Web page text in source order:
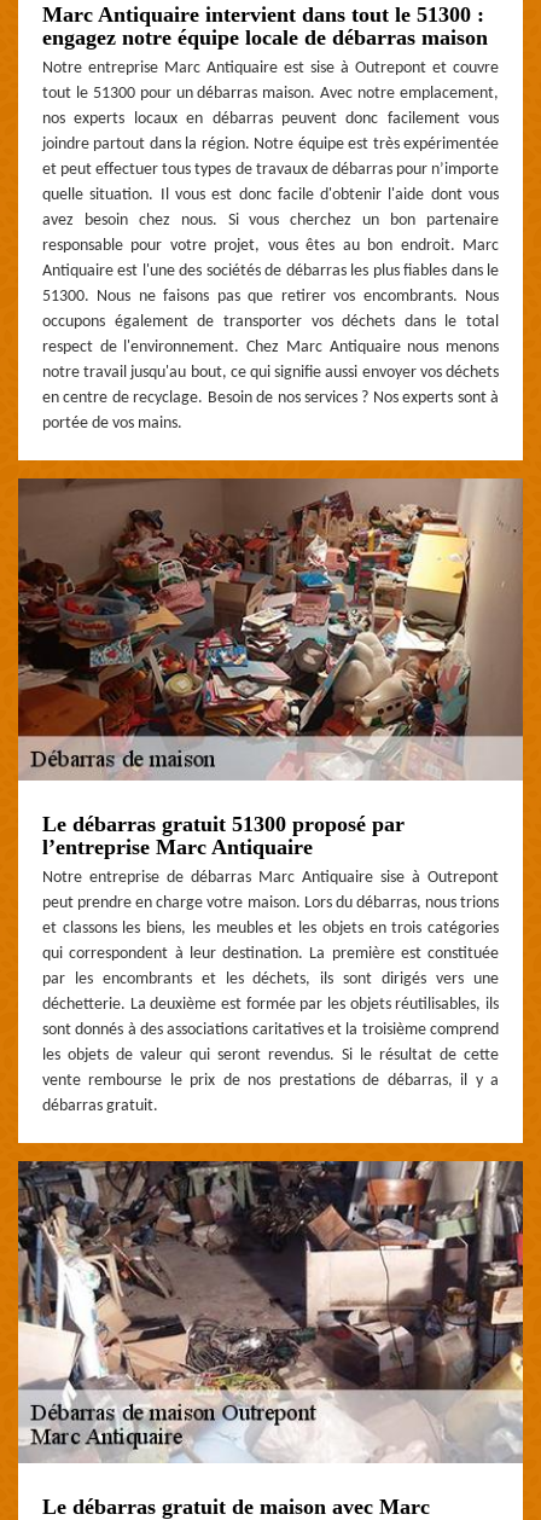
Marc Antiquaire intervient dans tout le 51300 :
engagez notre équipe locale de débarras maison
Notre entreprise Marc Antiquaire est sise à Outrepont et couvre
tout le 51300 pour un débarras maison. Avec notre emplacement,
nos experts locaux en débarras peuvent donc facilement vous
joindre partout dans la région. Notre équipe est très expérimentée
et peut effectuer tous types de travaux de débarras pour n’importe
quelle situation. Il vous est donc facile d'obtenir l'aide dont vous
avez besoin chez nous. Si vous cherchez un bon partenaire
responsable pour votre projet, vous êtes au bon endroit. Marc
Antiquaire est l'une des sociétés de débarras les plus fiables dans le
51300. Nous ne faisons pas que retirer vos encombrants. Nous
occupons également de transporter vos déchets dans le total
respect de l'environnement. Chez Marc Antiquaire nous menons
notre travail jusqu'au bout, ce qui signifie aussi envoyer vos déchets
en centre de recyclage. Besoin de nos services ? Nos experts sont à
portée de vos mains.
Le débarras gratuit 51300 proposé par
l’entreprise Marc Antiquaire
Notre entreprise de débarras Marc Antiquaire sise à Outrepont
peut prendre en charge votre maison. Lors du débarras, nous trions
et classons les biens, les meubles et les objets en trois catégories
qui correspondent à leur destination. La première est constituée
par les encombrants et les déchets, ils sont dirigés vers une
déchetterie. La deuxième est formée par les objets réutilisables, ils
sont donnés à des associations caritatives et la troisième comprend
les objets de valeur qui seront revendus. Si le résultat de cette
vente rembourse le prix de nos prestations de débarras, il y a
débarras gratuit.
Le débarras gratuit de maison avec Marc